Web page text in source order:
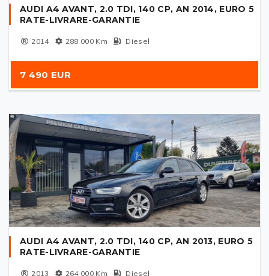
AUDI A4 AVANT, 2.0 TDI, 140 CP, AN 2014, EURO 5
RATE-LIVRARE-GARANTIE
2014 288 000Km Diesel
7 490 EUR
AUDI A4 AVANT, 2.0 TDI, 140 CP, AN 2013, EURO 5
RATE-LIVRARE-GARANTIE
2013 264 000Km Diesel